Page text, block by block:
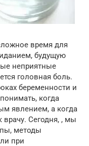
время для
будущую
неприятные
головная боль.
беременности и
когда
явлением, а когда
врачу. Сегодня, , мы
методы
при